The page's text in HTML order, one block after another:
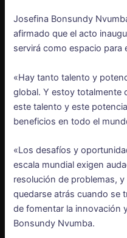
Josefina Bonsundy
afirmado que el acto
servirá como espacio para
«Hay tanto talento y
global. Y estoy totalmente
este talento y este
beneficios en todo el
«Los desafíos y
escala mundial exigen
resolución de problemas,
quedarse atrás cuando se
de fomentar la innovación
Bonsundy Nvumba.